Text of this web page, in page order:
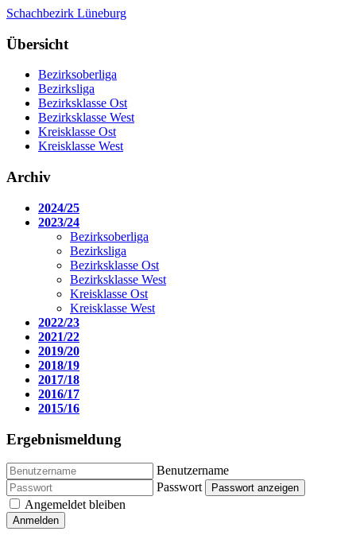
Schachbezirk Lüneburg
Übersicht
Bezirksoberliga
Bezirksliga
Bezirksklasse Ost
Bezirksklasse West
Kreisklasse Ost
Kreisklasse West
Archiv
2024/25
2023/24
Bezirksoberliga
Bezirksliga
Bezirksklasse Ost
Bezirksklasse West
Kreisklasse Ost
Kreisklasse West
2022/23
2021/22
2019/20
2018/19
2017/18
2016/17
2015/16
Ergebnismeldung
Benutzername
Passwort
Passwort anzeigen
Angemeldet bleiben
Anmelden